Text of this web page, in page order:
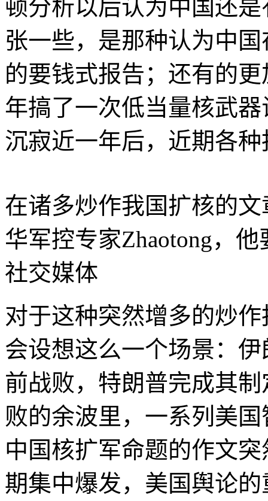
顿分析以后认为中国还
张一些，是那种认为中
的要钱式报告；还有的
年搞了一次低当量核武
沉寂近一年后，近期各
在诸多炒作我国扩核的
华军控专家Zhaotong，
社交媒体
对于这种突然增多的炒
会设想这么一个场景：
前战败，特朗普完成其
败的余波里，一系列美
中国核扩军命题的作文
期集中爆发，美国舆论